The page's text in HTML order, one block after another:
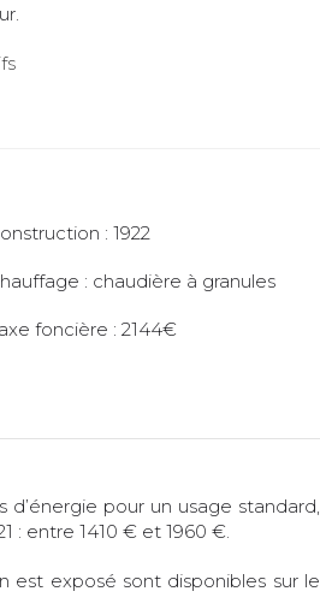
: 1922
: chaudière à granules
foncière : 2144€
pour un usage standard,
: entre 1410 € et 1960 €.
est exposé sont disponibles sur le